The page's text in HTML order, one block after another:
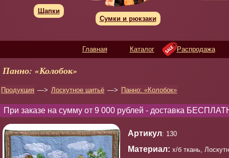
Шапки
Сумки и рюкзаки
Главная Каталог Распродажа
Панно: «Колобок»
Продукция —> Лоскутное шитьё —> Панно: «Колобок»
При заказе на сумму от 9 000 рублей - доставка
Артикул: 130
Материал: х/б ткань,